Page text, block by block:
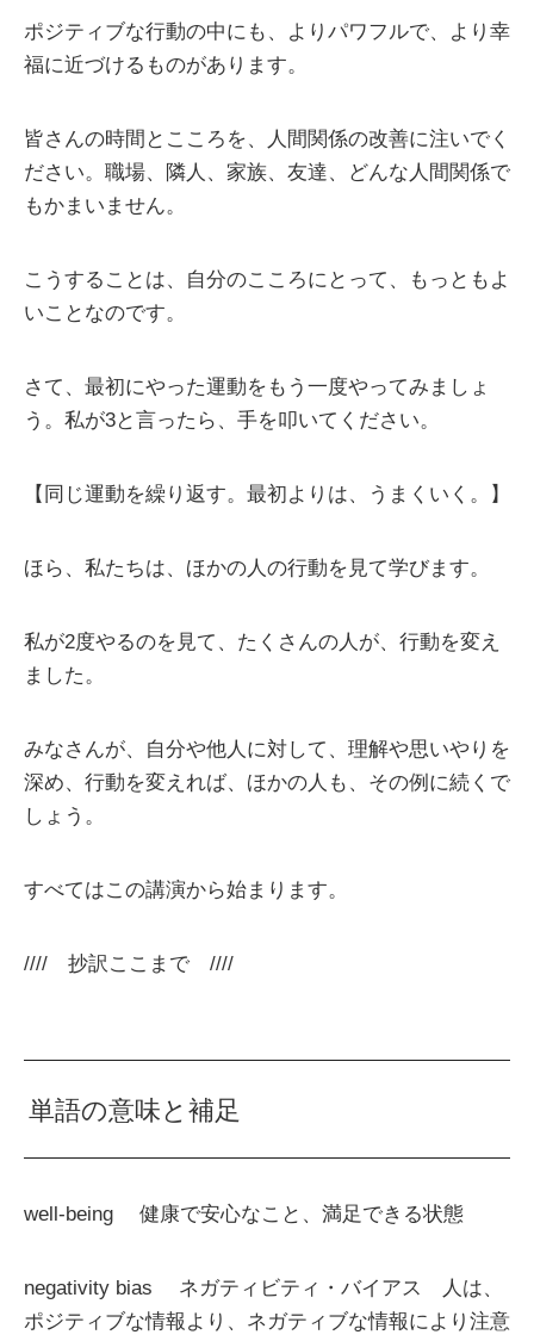
ポジティブな行動の中にも、よりパワフルで、より幸
福に近づけるものがあります。
皆さんの時間とこころを、人間関係の改善に注いでく
ださい。職場、隣人、家族、友達、どんな人間関係で
もかまいません。
こうすることは、自分のこころにとって、もっともよ
いことなのです。
さて、最初にやった運動をもう一度やってみましょ
う。私が3と言ったら、手を叩いてください。
【同じ運動を繰り返す。最初よりは、うまくいく。】
ほら、私たちは、ほかの人の行動を見て学びます。
私が2度やるのを見て、たくさんの人が、行動を変え
ました。
みなさんが、自分や他人に対して、理解や思いやりを
深め、行動を変えれば、ほかの人も、その例に続くで
しょう。
すべてはこの講演から始まります。
//// 抄訳ここまで ////
単語の意味と補足
well-being 健康で安心なこと、満足できる状態
negativity bias ネガティビティ・バイアス 人は、
ポジティブな情報より、ネガティブな情報により注意